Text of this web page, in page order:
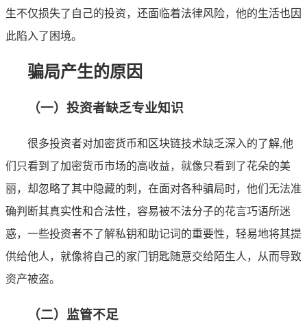
生不仅损失了自己的投资，还面临着法律风险，他的生活也因
此陷入了困境。
骗局产生的原因
（一）投资者缺乏专业知识
很多投资者对加密货币和区块链技术缺乏深入的了解,他
们只看到了加密货币市场的高收益，就像只看到了花朵的美
丽，却忽略了其中隐藏的刺，在面对各种骗局时，他们无法准
确判断其真实性和合法性，容易被不法分子的花言巧语所迷
惑，一些投资者不了解私钥和助记词的重要性，轻易地将其提
供给他人，就像将自己的家门钥匙随意交给陌生人，从而导致
资产被盗。
（二）监管不足